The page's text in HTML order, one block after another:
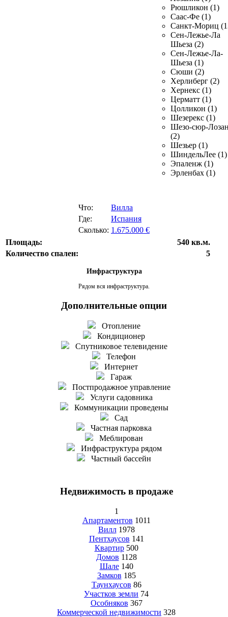
Рюшликон (1)
Саас-Фе (1)
Санкт-Мориц
Сен-Лежье-Ла
Шьеза (2)
Сен-Лежье-Ла-
Шьеза (1)
Сюши (2)
Херлиберг (2)
Хернекс (1)
Церматт (1)
Цолликон (1)
Шезерекс (1)
Шезо-сюр-
(2)
Шезьер (1)
ШиндельЛее (1)
Эпаленж (1)
Эрленбах (1)
Что:
Вилла
Где:
Испания
Сколько: 1.675.000 €
Площадь:
540 кв.м.
Количество спален:
5
Инфраструктура
Рядом вся инфраструктура.
Дополнительные опции
Отопление
Кондиционер
Спутниковое телевидение
Телефон
Интернет
Гараж
Постпродажное управление
Услуги садовника
Коммуникации проведены
Сад
Частная парковка
Меблирован
Инфраструктура рядом
Частный бассейн
Недвижимость в продаже
1
Апартаментов 1011
Вилл 1978
Пентхаусов 141
Квартир 500
Домов 1128
Шале 140
Замков 185
Таунхаусов 86
Участков земли 74
Особняков 367
Коммерческой недвижимости 328